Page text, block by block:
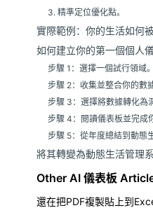
3. 精準定位優化點。
實際範例：你的生活如何
如何建立你的第一個個人
步驟 1：選擇一個試行領域。
步驟 2：收集並整合你的數
步驟 3：選擇將數據轉化為
步驟 4：閱讀儀表板並完成
步驟 5：從年度總結到動態
將其轉變為動態生活管理系
Other AI 儀表板